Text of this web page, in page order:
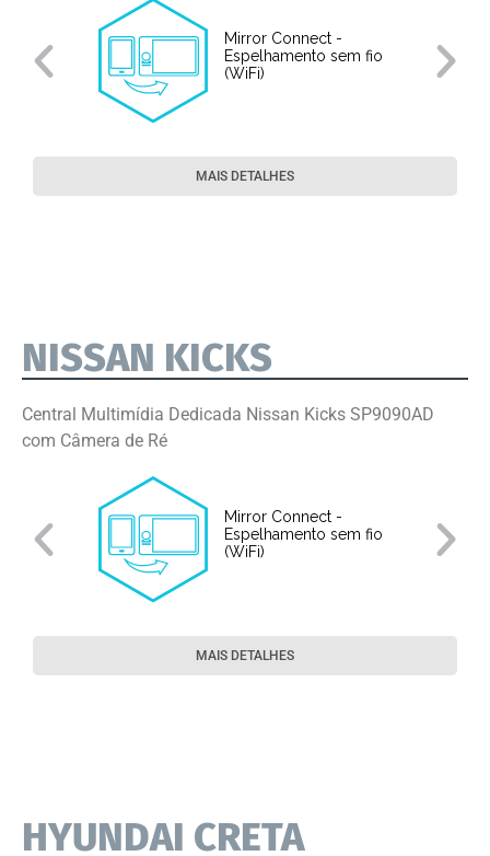
Mirror Connect -
Espelhamento sem fio
(WiFi)
MAIS DETALHES
NISSAN KICKS
Central Multimídia Dedicada Nissan Kicks SP9090AD
com Câmera de Ré
Mirror Connect -
Espelhamento sem fio
(WiFi)
MAIS DETALHES
HYUNDAI CRETA